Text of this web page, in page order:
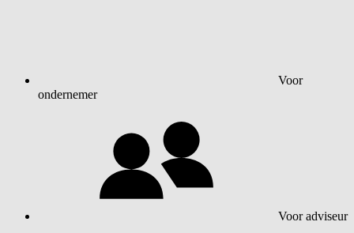
Voor
ondernemer
Voor adviseur